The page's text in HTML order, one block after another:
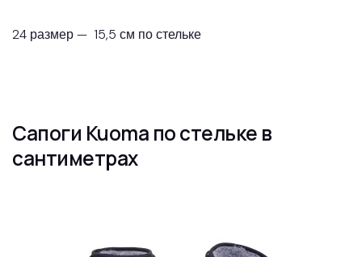
24 размер — 15,5 см по стельке
Сапоги Kuoma по стельке в
сантиметрах